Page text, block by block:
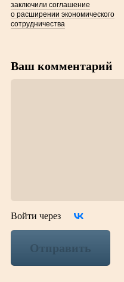
заключили соглашение
о расширении экономического
сотрудничества
Ваш комментарий
Войти через
Отправить